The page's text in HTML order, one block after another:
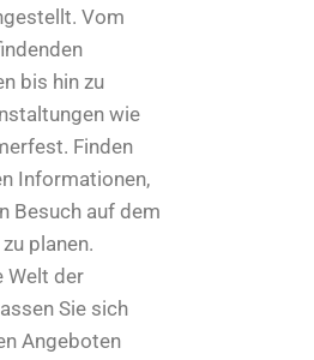
Vom
bis hin zu
wie
Finden
Informationen,
Besuch auf dem
zu planen.
Welt der
Sie sich
Angeboten